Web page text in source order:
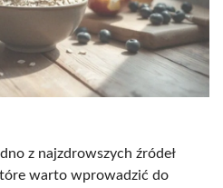
z najzdrowszych źródeł
warto wprowadzić do